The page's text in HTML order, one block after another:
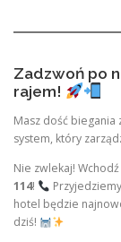
Zadzwoń po
rajem!
Masz dość biegania
system, który
Nie zwlekaj! Wchodź
114!
hotel będzie
dziś!